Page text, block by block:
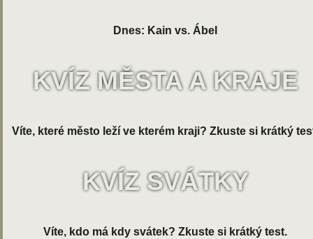
Dnes: Kain vs. Ábel
KVÍZ MĚSTA A KRAJE
Víte, které město leží ve kterém kraji? Zkuste si krátký
KVÍZ SVÁTKY
Víte, kdo má kdy svátek? Zkuste si krátký test.